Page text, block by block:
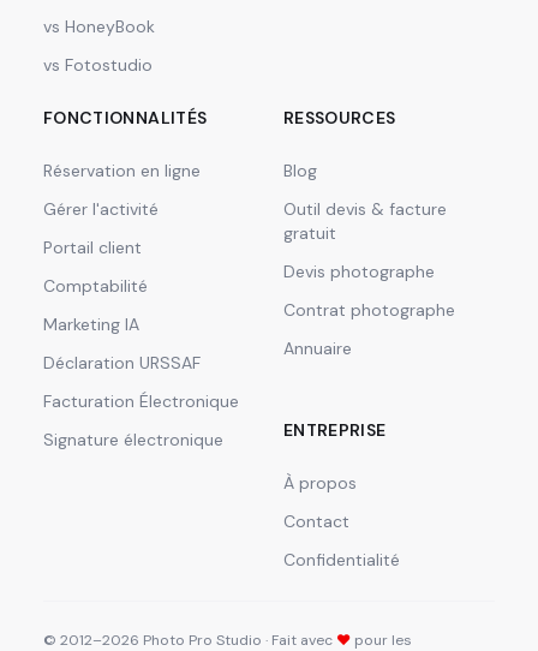
vs HoneyBook
vs Fotostudio
FONCTIONNALITÉS
Réservation en ligne
Gérer l'activité
Portail client
Comptabilité
Marketing IA
Déclaration URSSAF
Facturation Électronique
Signature électronique
RESSOURCES
Blog
Outil devis & facture
gratuit
Devis photographe
Contrat photographe
Annuaire
ENTREPRISE
À propos
Contact
Confidentialité
© 2012–2026 Photo Pro Studio · Fait avec ❤ pour les